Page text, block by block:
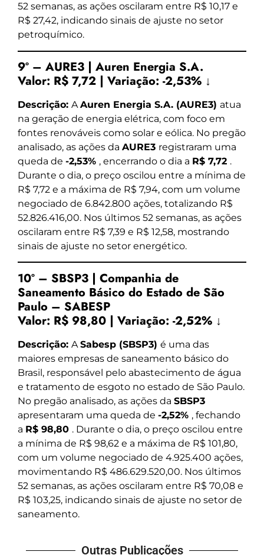
52 semanas, as ações oscilaram entre R$ 10,17 e
R$ 27,42, indicando sinais de ajuste no setor
petroquímico.
9º – AURE3 | Auren Energia S.A.
Valor: R$ 7,72 | Variação: -2,53% ↓
Descrição: AAuren Energia S.A. (AURE3) atua
na geração de energia elétrica, com foco em
fontes renováveis como solar e eólica. No pregão
analisado, as ações da AURE3 registraram uma
queda de -2,53% , encerrando o dia a R$ 7,72 .
Durante o dia, o preço oscilou entre a mínima de
R$ 7,72 e a máxima de R$ 7,94, com um volume
negociado de 6.842.800 ações, totalizando R$
52.826.416,00. Nos últimos 52 semanas, as ações
oscilaram entre R$ 7,39 e R$ 12,58, mostrando
sinais de ajuste no setor energético.
10º – SBSP3 | Companhia de
Saneamento Básico do Estado de São
Paulo – SABESP
Valor: R$ 98,80 | Variação: -2,52% ↓
Descrição: A Sabesp (SBSP3) é uma das
maiores empresas de saneamento básico do
Brasil, responsável pelo abastecimento de água
e tratamento de esgoto no estado de São Paulo.
No pregão analisado, as ações da SBSP3
apresentaram uma queda de -2,52% , fechando
a R$ 98,80 . Durante o dia, o preço oscilou entre
a mínima de R$ 98,62 e a máxima de R$ 101,80,
com um volume negociado de 4.925.400 ações,
movimentando R$ 486.629.520,00. Nos últimos
52 semanas, as ações oscilaram entre R$ 70,08 e
R$ 103,25, indicando sinais de ajuste no setor de
saneamento.
Outras Publicações